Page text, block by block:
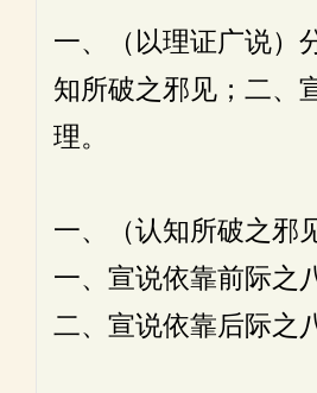
一、（以理证广说）
知所破之邪见；二、
理。
一、（认知所破之邪
一、宣说依靠前际之
二、宣说依靠后际之